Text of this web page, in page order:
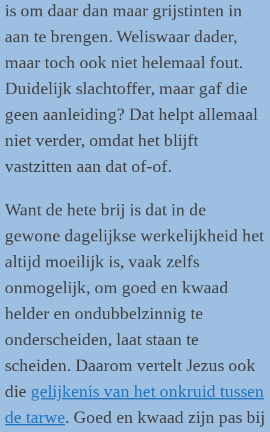
is om daar dan maar grijstinten in
aan te brengen. Weliswaar dader,
maar toch ook niet helemaal fout.
Duidelijk slachtoffer, maar gaf die
geen aanleiding? Dat helpt allemaal
niet verder, omdat het blijft
vastzitten aan dat of-of.
Want de hete brij is dat in de
gewone dagelijkse werkelijkheid het
altijd moeilijk is, vaak zelfs
onmogelijk, om goed en kwaad
helder en ondubbelzinnig te
onderscheiden, laat staan te
scheiden. Daarom vertelt Jezus ook
die gelijkenis van het onkruid tussen
de tarwe. Goed en kwaad zijn pas bij